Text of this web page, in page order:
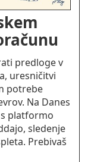
predloge v
uresničitvi
potrebe
Na Danes
platformo
sledenje
Prebivaš